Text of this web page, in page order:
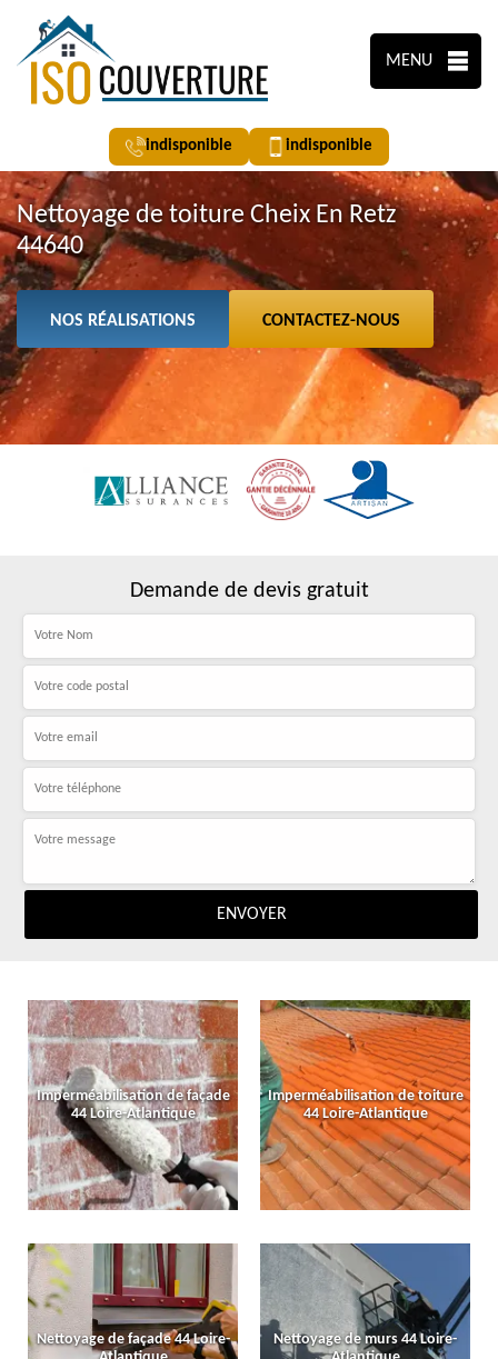
MENU
indisponible indisponible
Nettoyage de toiture Cheix En Retz
44640
NOS RÉALISATIONS CONTACTEZ-NOUS
Demande de devis gratuit
Imperméabilisation de façade
44 Loire-Atlantique
Imperméabilisation de toiture
44 Loire-Atlantique
Nettoyage de façade 44 Loire-
Nettoyage de murs 44 Loire-